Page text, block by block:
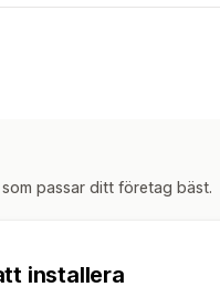
Annonskostnad
passar ditt företag bäst.
installera